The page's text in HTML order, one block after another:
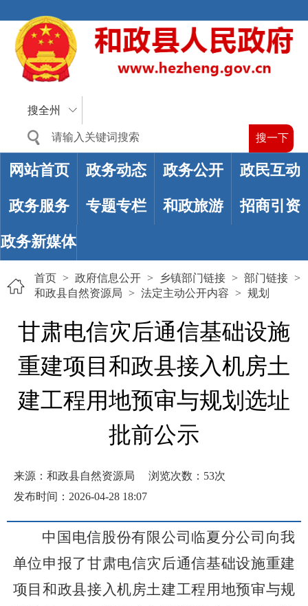
搜全州
网站首页 政务动态 政务公开 政民互动
政务服务 专题专栏 和政旅游 招商引资
政务新媒体
首页 > 政府信息公开 > 乡镇部门链接 > 部门链接 >
和政县自然资源局 > 法定主动公开内容 > 规划
甘肃电信灾后通信基础设施
重建项目和政县接入机房土
建工程用地预审与规划选址
批前公示
来源：和政县自然资源局 浏览次数： 53次
发布时间：2026-04-28 18:07
中国电信股份有限公司临夏分公司向我
单位申报了甘肃电信灾后通信基础设施重建
项目和政县接入机房土建工程用地预审与规